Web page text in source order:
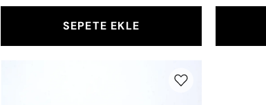
SEPETE EKLE